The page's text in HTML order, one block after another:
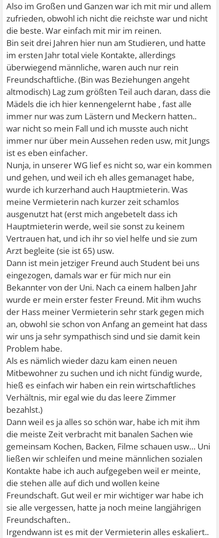
Also im Großen und Ganzen war ich mit mir und allem
zufrieden, obwohl ich nicht die reichste war und nicht
die beste. War einfach mit mir im reinen.
Bin seit drei Jahren hier nun am Studieren, und hatte
im ersten Jahr total viele Kontakte, allerdings
überwiegend männliche, waren auch nur rein
Freundschaftliche. (Bin was Beziehungen angeht
altmodisch) Lag zum größten Teil auch daran, dass die
Mädels die ich hier kennengelernt habe , fast alle
immer nur was zum Lästern und Meckern hatten..
war nicht so mein Fall und ich musste auch nicht
immer nur über mein Aussehen reden usw, mit Jungs
ist es eben einfacher.
Nunja, in unserer WG lief es nicht so, war ein kommen
und gehen, und weil ich eh alles gemanaget habe,
wurde ich kurzerhand auch Hauptmieterin. Was
meine Vermieterin nach kurzer zeit schamlos
ausgenutzt hat (erst mich angebetelt dass ich
Hauptmieterin werde, weil sie sonst zu keinem
Vertrauen hat, und ich ihr so viel helfe und sie zum
Arzt begleite (sie ist 65) usw.
Dann ist mein jetziger Freund auch Student bei uns
eingezogen, damals war er für mich nur ein
Bekannter von der Uni. Nach ca einem halben Jahr
wurde er mein erster fester Freund. Mit ihm wuchs
der Hass meiner Vermieterin sehr stark gegen mich
an, obwohl sie schon von Anfang an gemeint hat dass
wir uns ja sehr sympathisch sind und sie damit kein
Problem habe.
Als es nämlich wieder dazu kam einen neuen
Mitbewohner zu suchen und ich nicht fündig wurde,
hieß es einfach wir haben ein rein wirtschaftliches
Verhältnis, mir egal wie du das leere Zimmer
bezahlst.)
Dann weil es ja alles so schön war, habe ich mit ihm
die meiste Zeit verbracht mit banalen Sachen wie
gemeinsam Kochen, Backen, Filme schauen usw… Uni
ließen wir schleifen und meine männlichen sozialen
Kontakte habe ich auch aufgegeben weil er meinte,
die stehen alle auf dich und wollen keine
Freundschaft. Gut weil er mir wichtiger war habe ich
sie alle vergessen, hatte ja noch meine langjährigen
Freundschaften..
Irgendwann ist es mit der Vermieterin alles eskaliert..